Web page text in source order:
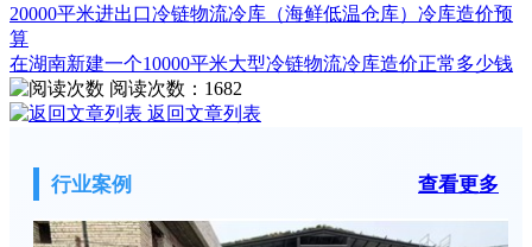
20000平米进出口冷链物流冷库（海鲜低温仓库）冷库造价预
算
在湖南新建一个10000平米大型冷链物流冷库造价正常多少钱
阅读次数： 1682
返回文章列表
行业案例 查看更多